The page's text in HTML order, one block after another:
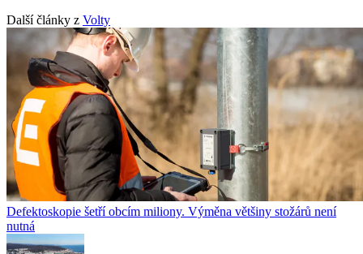
Další články z Volty
Defektoskopie šetří obcím miliony. Výměna většiny stožárů není
nutná